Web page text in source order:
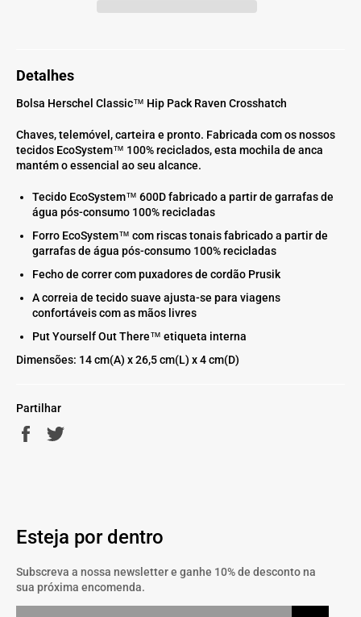
Detalhes
Bolsa Herschel Classic™ Hip Pack Raven Crosshatch
Chaves, telemóvel, carteira e pronto. Fabricada com os nossos
tecidos EcoSystem™ 100% reciclados, esta mochila de anca
mantém o essencial ao seu alcance.
Tecido EcoSystem™ 600D fabricado a partir de garrafas de
água pós-consumo 100% recicladas
Forro EcoSystem™ com riscas tonais fabricado a partir de
garrafas de água pós-consumo 100% recicladas
Fecho de correr com puxadores de cordão Prusik
A correia de tecido suave ajusta-se para viagens
confortáveis com as mãos livres
Put Yourself Out There™ etiqueta interna
Dimensões: 14 cm(A) x 26,5 cm(L) x 4 cm(D)
Partilhar
Partilhe
no
Esteja por dentro
Subscreva a nossa newsletter e ganhe 10% de desconto na
sua próxima encomenda.